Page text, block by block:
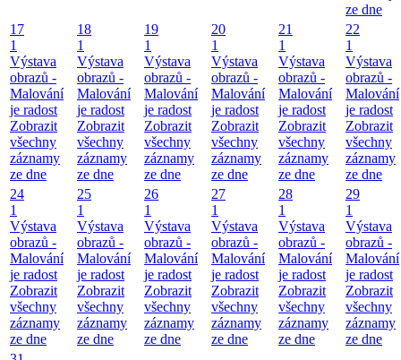
ze dne
17
1
Výstava
obrazů -
Malování
je radost
Zobrazit
všechny
záznamy
ze dne
18
1
Výstava
obrazů -
Malování
je radost
Zobrazit
všechny
záznamy
ze dne
19
1
Výstava
obrazů -
Malování
je radost
Zobrazit
všechny
záznamy
ze dne
20
1
Výstava
obrazů -
Malování
je radost
Zobrazit
všechny
záznamy
ze dne
21
1
Výstava
obrazů -
Malování
je radost
Zobrazit
všechny
záznamy
ze dne
22
1
Výstava
obrazů -
Malování
je radost
Zobrazit
všechny
záznamy
ze dne
24
1
Výstava
obrazů -
Malování
je radost
Zobrazit
všechny
záznamy
ze dne
25
1
Výstava
obrazů -
Malování
je radost
Zobrazit
všechny
záznamy
ze dne
26
1
Výstava
obrazů -
Malování
je radost
Zobrazit
všechny
záznamy
ze dne
27
1
Výstava
obrazů -
Malování
je radost
Zobrazit
všechny
záznamy
ze dne
28
1
Výstava
obrazů -
Malování
je radost
Zobrazit
všechny
záznamy
ze dne
29
1
Výstava
obrazů -
Malování
je radost
Zobrazit
všechny
záznamy
ze dne